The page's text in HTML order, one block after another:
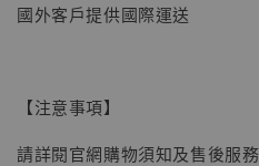
國外客戶提供國際運送
【注意事項】
請詳閱官網購物須知及售後服務